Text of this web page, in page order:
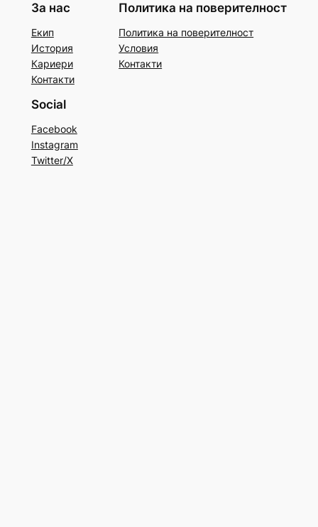
За нас
Екип
История
Кариери
Контакти
Политика на поверителност
Политика на поверителност
Условия
Контакти
Social
Facebook
Instagram
Twitter/X